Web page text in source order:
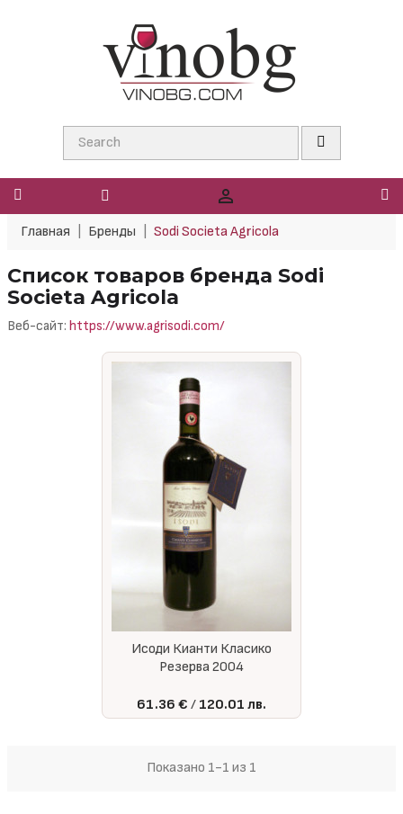

Главная Бренды Sodi Societa Agricola
Список товаров бренда Sodi
Societa Agricola
Веб-сайт: https://www.agrisodi.com/
Исоди Кианти Класико
Резерва 2004
61.36 € 120.01 лв.
Показано 1-1 из 1